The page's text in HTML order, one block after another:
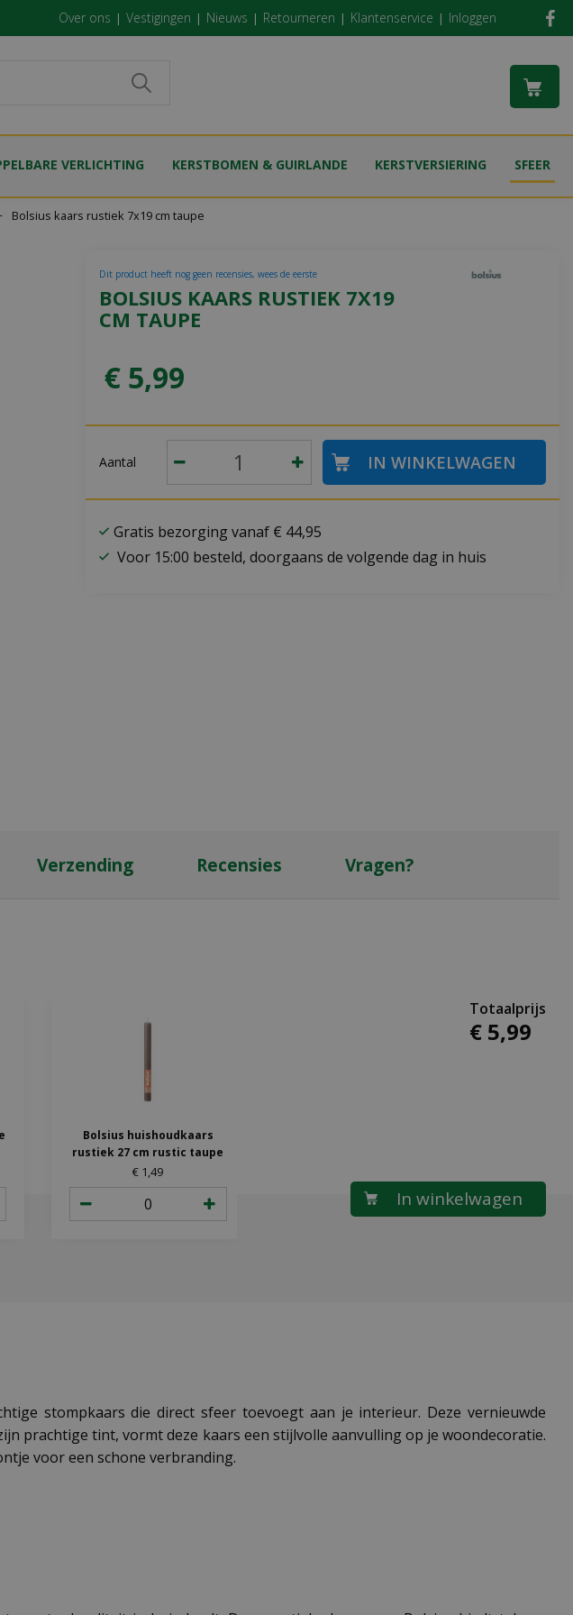
Bolsius kaars rustiek 7x19 cm taupe
Over ons Vestigingen Nieuws Retourneren Klantenservice Inloggen
VERLICHTING KERSTBOMEN & GUIRLANDE KERSTVERSIERING SFEER
BOLSIUS KAARS RUSTIEK 7X19
CM TAUPE
Dit product heeft nog geen recensies, wees de eerste
€ 5,99
Aantal
Gratis bezorging vanaf € 44,95
Voor 15:00 besteld, doorgaans de volgende dag in huis
Verzending Recensies Vragen?
Bolsius huishoudkaars
rustiek 27 cm rustic taupe
€ 1,49
€ 5,99
stompkaars die direct sfeer toevoegt aan je interieur. Deze vernieuwde
prachtige tint, vormt deze kaars een stijlvolle aanvulling op je woondecoratie.
voor een schone verbranding.